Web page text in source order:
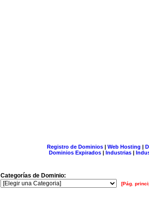
Registro de Dominios| Web Hosting |
Dominios Expirados | Industrias |
Categorías de Dominio:
[Pág.